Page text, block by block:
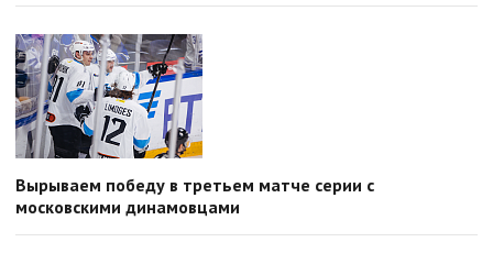
Вырываем победу в третьем матче серии с
московскими динамовцами